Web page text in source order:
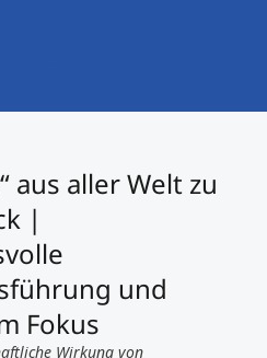
Bachelor/Master
aus aller Welt zu
|
und
Fokus
Wirkung von